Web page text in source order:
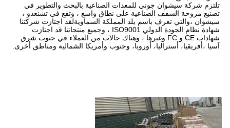
تلتزم شركة سيشوان جوني للمعدات الصناعية بالبحث والتطوير في
تصنيع مروحة السقف الصناعية على نطاق واسع ، وتقع في تشنغدو ،
سيشوان ،والتي تعرف باسم بلد المملكة السماويةلقد اجتازت شركتنا
شهادة نظام الجودة الدولي ISO9001 ، وجميع منتجاتنا قد اجتازت
شهادات CE و FC وغيرها ، وهناك حالات من العملاء في جنوب شرق
أوروبا، وجنوب وأمريكا الشمالية ومناطق أخرى.